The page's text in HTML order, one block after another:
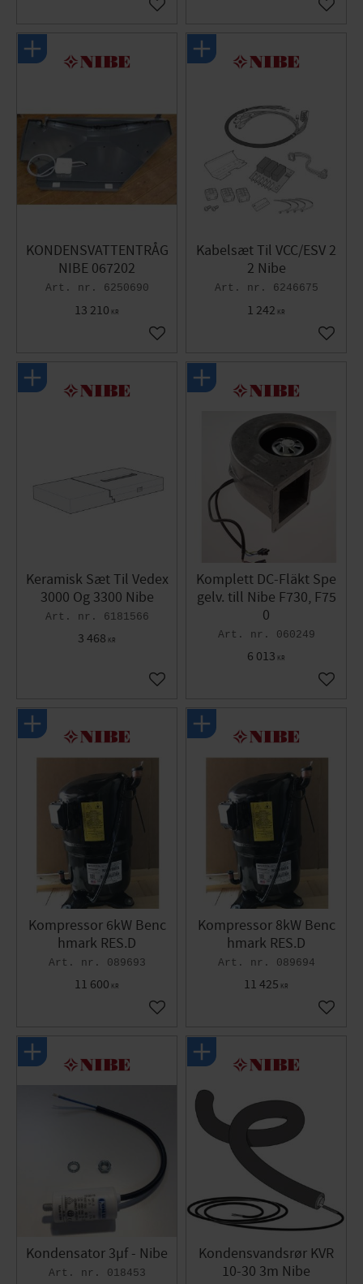
Gem som favorit Gem
KONDENSVATTENTRÅG
NIBE 067202
6250690
13 210 KR
Gem som favorit
Kabelsæt Til VCC/ESV 2
2 Nibe
6246675
1 242 KR
Gem
Keramisk Sæt Til Vedex
3000 Og 3300 Nibe
6181566
3 468 KR
Gem som favorit
Komplett DC-Fläkt Spe
gelv. till Nibe F730, F75
0
060249
6 013 KR
Gem
Kompressor 6kW Benc
hmark RES.D
089693
11 600 KR
Gem som favorit
Kompressor 8kW Benc
hmark RES.D
089694
11 425 KR
Gem
Kondensator 3µf - Nibe
018453
Kondensvandsrør KVR
10-30 3m Nibe